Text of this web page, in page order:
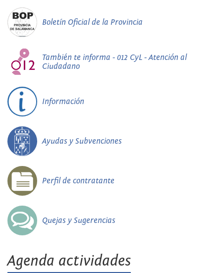
Boletín Oficial de la Provincia
También te informa - 012 CyL - Atención al
Ciudadano
Información
Ayudas y Subvenciones
Perfil de contratante
Quejas y Sugerencias
Agenda actividades